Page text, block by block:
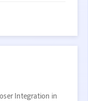
Integration in